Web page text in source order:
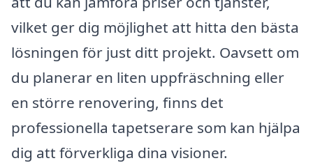
vilket ger dig möjlighet att hitta den bästa
lösningen för just ditt projekt. Oavsett om
du planerar en liten uppfräschning eller
en större renovering, finns det
professionella tapetserare som kan hjälpa
dig att förverkliga dina visioner.